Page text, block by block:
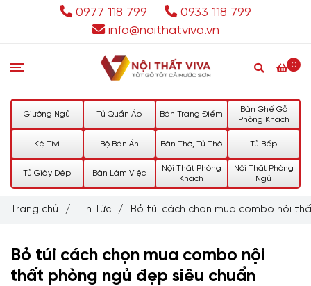
0977 118 799
0933 118 799
info@noithatviva.vn
0
Giường Ngủ Tủ Quần Áo Bàn Trang Điểm
Bàn Ghế Gỗ
Phòng Khách
Kệ Tivi Bộ Bàn Ăn Bàn Thờ, Tủ Thờ Tủ Bếp
Tủ Giày Dép Bàn Làm Việc
Nội Thất Phòng
Khách
Nội Thất Phòng
Ngủ
Trang chủ / Tin Tức / Bỏ túi cách chọn mua combo nội
Bỏ túi cách chọn mua combo nội
thất phòng ngủ đẹp siêu chuẩn